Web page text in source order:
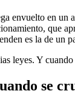
envuelto en un
que
es la de un
leyes. Y
se